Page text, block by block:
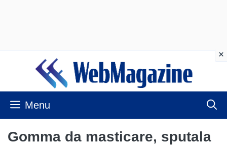
contenuto
Menu
Gomma da masticare, sputala